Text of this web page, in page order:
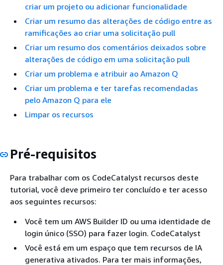
criar um projeto ou adicionar funcionalidade
Criar um resumo das alterações de código entre as
ramificações ao criar uma solicitação pull
Criar um resumo dos comentários deixados sobre
alterações de código em uma solicitação pull
Criar um problema e atribuir ao Amazon Q
Criar um problema e ter tarefas recomendadas
pelo Amazon Q para ele
Limpar os recursos
Pré-requisitos
Para trabalhar com os CodeCatalyst recursos deste
tutorial, você deve primeiro ter concluído e ter acesso
aos seguintes recursos:
Você tem um AWS Builder ID ou uma identidade de
login único (SSO) para fazer login. CodeCatalyst
Você está em um espaço que tem recursos de IA
generativa ativados. Para ter mais informações,